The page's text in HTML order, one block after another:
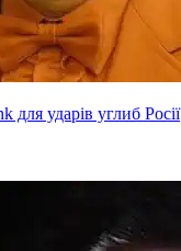
для ударів углиб Росії